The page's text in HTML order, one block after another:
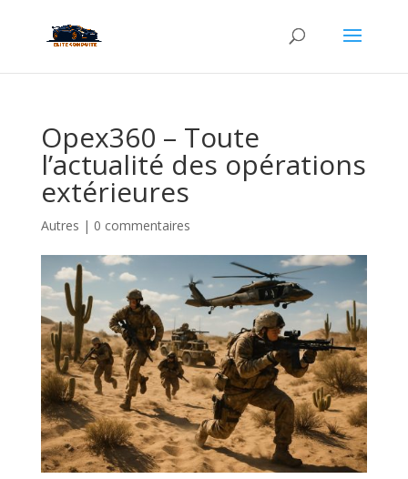
Opex360 – Toute
l’actualité des opérations
extérieures
Autres | 0 commentaires